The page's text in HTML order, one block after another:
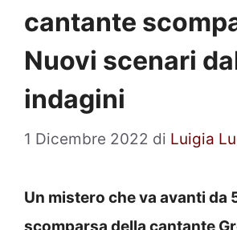
cantante
Nuovi scenari
indagini
1 Dicembre 2022 di Luigia
Un mistero che va avanti da